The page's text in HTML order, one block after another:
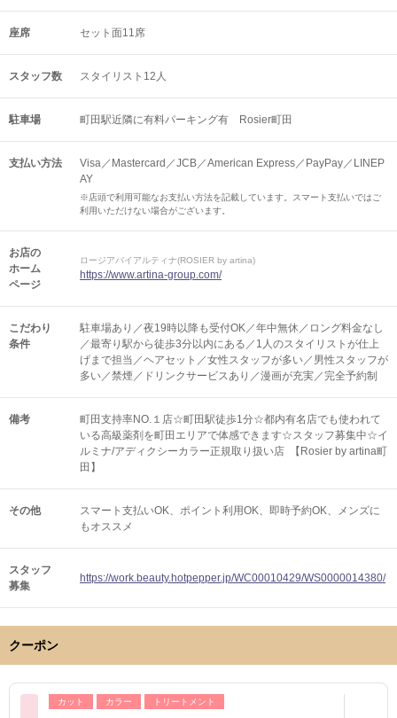
座席 セット面11席
スタッフ数 スタイリスト12人
駐車場 町田駅近隣に有料パーキング有 Rosier町田
支払い方法
Visa／Mastercard／JCB／American Express／PayPay／LINEP
AY
※店頭で利用可能なお支払い方法を記載しています。スマート支払いではご
利用いただけない場合がございます。
お店の
ホーム
ページ
ロージアバイアルティナ(ROSIER by artina)
https://www.artina-group.com/
こだわり
条件
駐車場あり／夜19時以降も受付OK／年中無休／ロング料金なし
／最寄り駅から徒歩3分以内にある／1人のスタイリストが仕上
げまで担当／ヘアセット／女性スタッフが多い／男性スタッフが
多い／禁煙／ドリンクサービスあり／漫画が充実／完全予約制
備考
町田支持率NO.１店☆町田駅徒歩1分☆都内有名店でも使われて
いる高級薬剤を町田エリアで体感できます☆スタッフ募集中☆イ
ルミナ/アディクシーカラー正規取り扱い店 【Rosier by artina町
田】
その他 スマート支払いOK ポイント利用OK 即時予約OK
メンズに
もオススメ
スタッフ
募集
https://work.beauty.hotpepper.jp/WC00010429/WS0000014380/
クーポン
カット カラー トリートメント